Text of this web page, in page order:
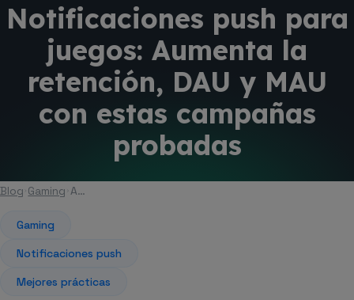
Notificaciones push para
juegos: Aumenta la
retención, DAU y MAU
con estas campañas
probadas
Blog Gaming Artículo
Gaming
Notificaciones push
Mejores prácticas